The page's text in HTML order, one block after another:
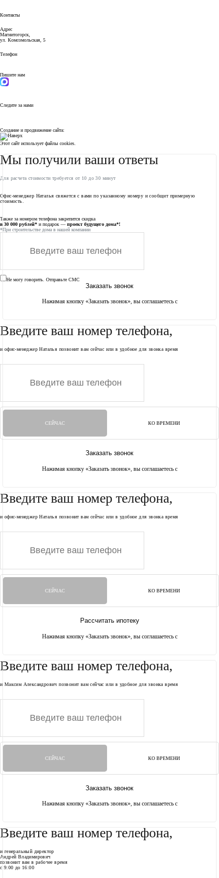
Контакты
Адрес
Магнитогорск,
ул. Комсомольская, 5
Телефон
Пишите нам
Следите за нами
Создание и продвижение сайта:
Этот сайт использует файлы cookies.
Мы получили ваши ответы
Для расчета стоимости требуется от 10 до 30 минут
Офис-менеджер Наталья свяжется с вами по указанному номеру и сообщит примерную
стоимость.
Также за номером телефона закрепится скидка
в 30 000 рублей* и подарок — проект будущего дома*!
*При строительстве дома в нашей компании
Не могу говорить. Отправьте СМС
Заказать звонок
Нажимая кнопку «Заказать звонок», вы соглашаетесь с
Введите ваш номер телефона,
и офис-менеджер Наталья позвонит вам сейчас или в удобное для звонка время
СЕЙЧАС КО ВРЕМЕНИ
Заказать звонок
Нажимая кнопку «Заказать звонок», вы соглашаетесь с
Введите ваш номер телефона,
и офис-менеджер Наталья позвонит вам сейчас или в удобное для звонка время
СЕЙЧАС КО ВРЕМЕНИ
Рассчитать ипотеку
Нажимая кнопку «Заказать звонок», вы соглашаетесь с
Введите ваш номер телефона,
и Максим Александрович позвонит вам сейчас или в удобное для звонка время
СЕЙЧАС КО ВРЕМЕНИ
Заказать звонок
Нажимая кнопку «Заказать звонок», вы соглашаетесь с
Введите ваш номер телефона,
и генеральный директор
Андрей Владимирович
позвонит вам в рабочее время
с 9:00 до 16:00